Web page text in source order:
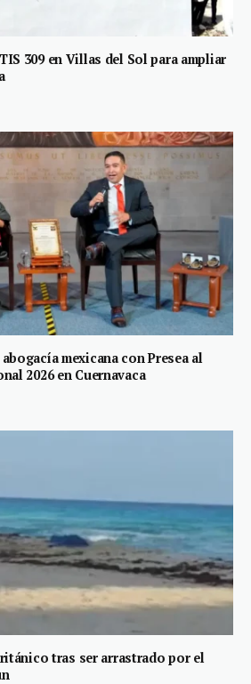
309 en Villas del Sol para ampliar
mexicana con Presea al
2026 en Cuernavaca
tras ser arrastrado por el